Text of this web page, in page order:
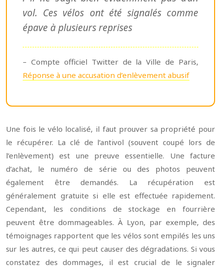
vol. Ces vélos ont été signalés comme
épave à plusieurs reprises
– Compte officiel Twitter de la Ville de Paris,
Réponse à une accusation d’enlèvement abusif
Une fois le vélo localisé, il faut prouver sa propriété pour
le récupérer. La clé de l’antivol (souvent coupé lors de
l’enlèvement) est une preuve essentielle. Une facture
d’achat, le numéro de série ou des photos peuvent
également être demandés. La récupération est
généralement gratuite si elle est effectuée rapidement.
Cependant, les conditions de stockage en fourrière
peuvent être dommageables. À Lyon, par exemple, des
témoignages rapportent que les vélos sont empilés les uns
sur les autres, ce qui peut causer des dégradations. Si vous
constatez des dommages, il est crucial de le signaler